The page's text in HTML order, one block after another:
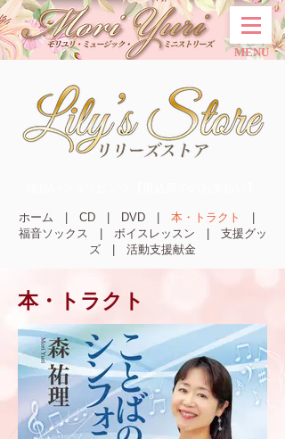
MENU
ホーム CD DVD 本・トラクト
福音ソックス
ボイスレッスン
支援グッ
ズ
活動支援献金
本・トラクト